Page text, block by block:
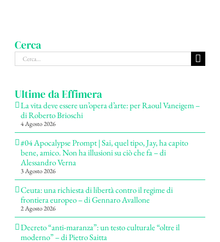
Cerca
Cerca
per:
Ultime da Effimera
La vita deve essere un’opera d’arte: per Raoul Vaneigem –
di Roberto Brioschi
4 Agosto 2026
#04 Apocalypse Prompt | Sai, quel tipo, Jay, ha capito
bene, amico. Non ha illusioni su ciò che fa – di
Alessandro Verna
3 Agosto 2026
Ceuta: una richiesta di libertà contro il regime di
frontiera europeo – di Gennaro Avallone
2 Agosto 2026
Decreto “anti-maranza”: un testo culturale “oltre il
moderno” – di Pietro Saitta